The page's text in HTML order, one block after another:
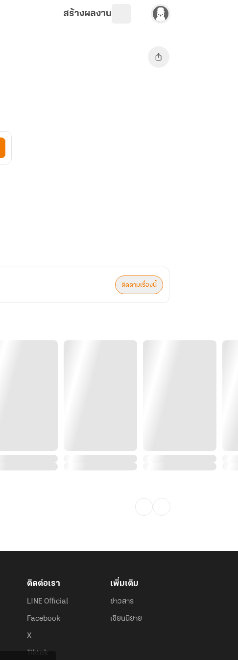
สร้างผลงาน
ติดตามเรื่องนี้
ติดต่อเรา
LINE Official
Facebook
X
Tiktok
เพิ่มเติม
ข่าวสาร
เขียนนิยาย